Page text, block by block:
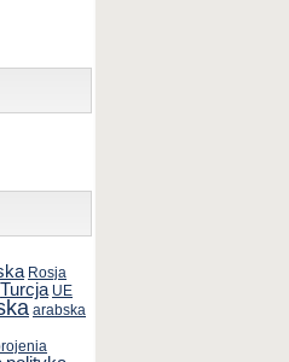
Rosja
Turcja UE
arabska